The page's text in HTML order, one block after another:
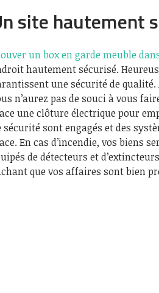
site hautement
un box en garde meuble
hautement sécurisé.
une sécurité de
n’aurez pas de souci à vous
une clôture électrique pour
sécurité sont engagés et des
En cas d’incendie, vos biens
de détecteurs et
que vos affaires sont bien